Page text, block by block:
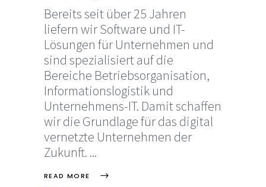
Bereits seit über 25 Jahren
liefern wir Software und IT-
Lösungen für Unternehmen und
sind spezialisiert auf die
Bereiche Betriebsorganisation,
Informationslogistik und
Unternehmens-IT. Damit schaffen
wir die Grundlage für das digital
vernetzte Unternehmen der
Zukunft.
READ MORE